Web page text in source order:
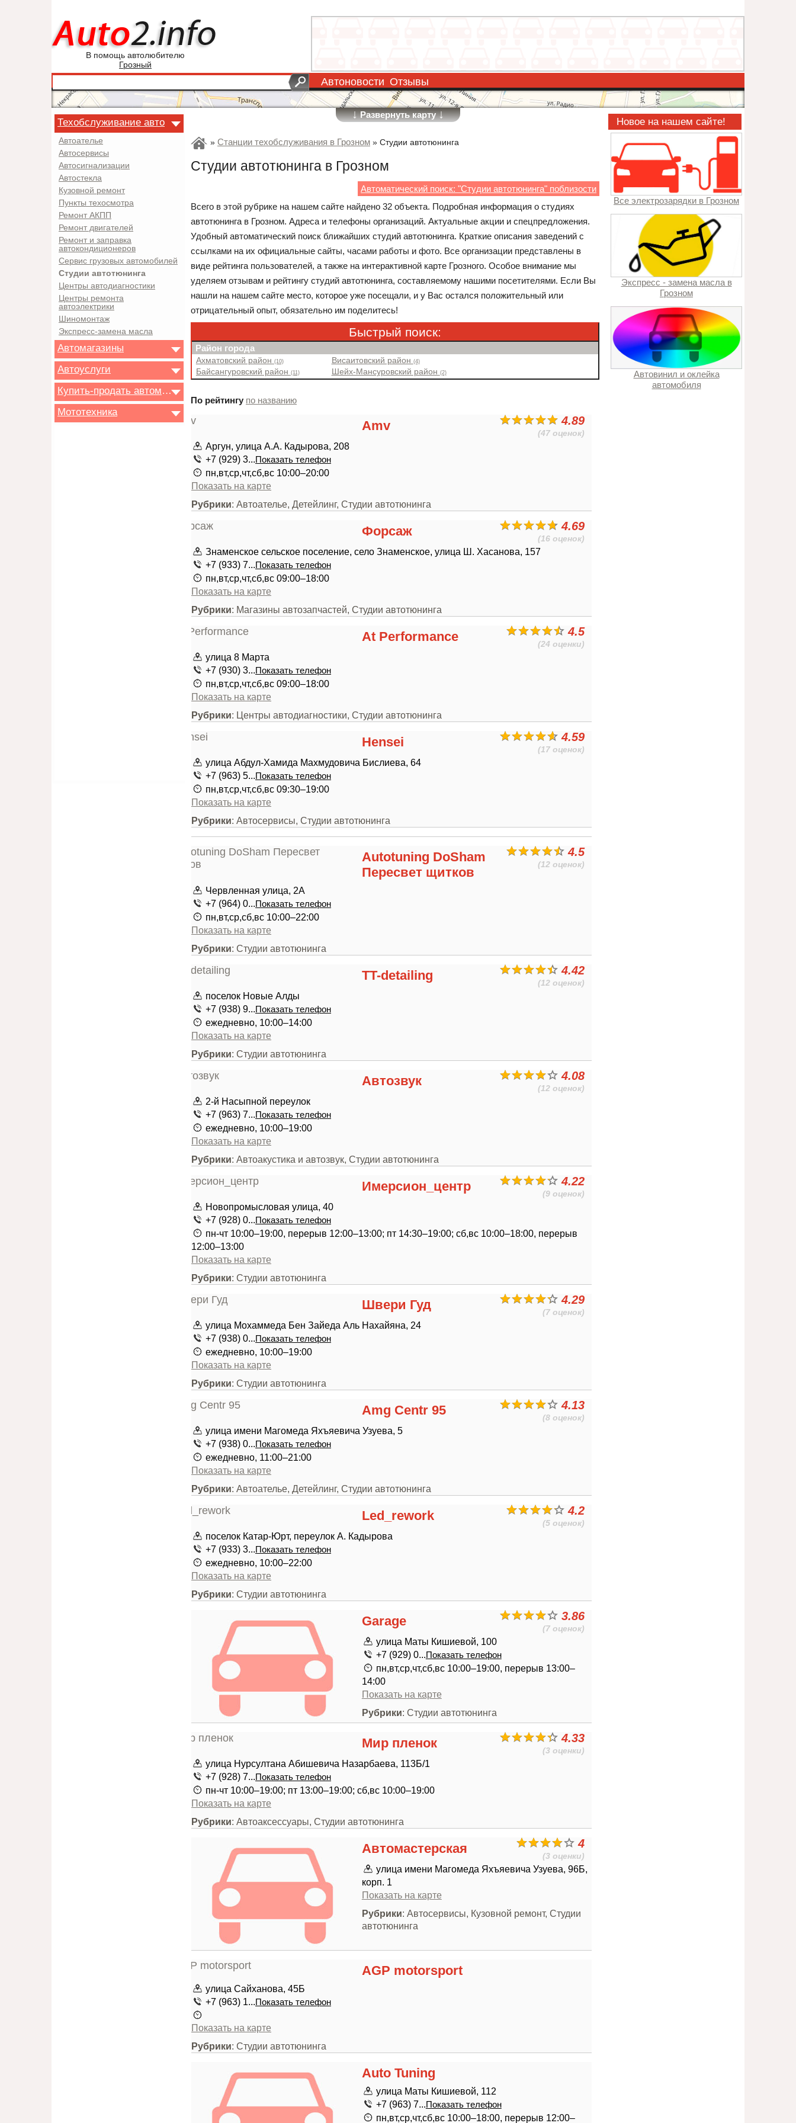
В помощь автолюбителю
Грозный
Автоновости Отзывы
↓Развернуть карту↓
Техобслуживание авто
Автоателье
Автосервисы
Автосигнализации
Автостекла
Кузовной ремонт
Пункты техосмотра
Ремонт АКПП
Ремонт двигателей
Ремонт и заправка
автокондиционеров
Сервис грузовых автомобилей
Студии автотюнинга
Центры автодиагностики
Центры ремонта
автоэлектрики
Шиномонтаж
Экспресс-замена масла
Автомагазины
Автоуслуги
Купить-продать автомобиль
Мототехника
» Станции техобслуживания в Грозном » Студии автотюнинга
Студии автотюнинга в Грозном
Автоматический поиск: "Студии автотюнинга" поблизости
Всего в этой рубрике на нашем сайте найдено 32 объекта. Подробная информация о студиях
автотюнинга в Грозном. Адреса и телефоны организаций. Актуальные акции и спецпредложения.
Удобный автоматический поиск ближайших студий автотюнинга. Краткие описания заведений с
ссылками на их официальные сайты, часами работы и фото. Все организации представлены в
виде рейтинга пользователей, а также на интерактивной карте Грозного. Особое внимание мы
уделяем отзывам и рейтингу студий автотюнинга, составляемому нашими посетителями. Если Вы
нашли на нашем сайте место, которое уже посещали, и у Вас остался положительный или
отрицательный опыт, обязательно им поделитесь!
Быстрый поиск:
Район города
Ахматовский район (10)
Байсангуровский район (11)
Висаитовский район (4)
Шейх-Мансуровский район (2)
По рейтингу по названию
4.89
(47 оценок)
Amv
Аргун, улица А.А. Кадырова, 208
+7 (929) 3...Показать телефон
пн,вт,ср,чт,сб,вс 10:00–20:00
Показать на карте
Рубрики: Автоателье, Детейлинг, Студии автотюнинга
4.69
(16 оценок)
Форсаж
Знаменское сельское поселение, село Знаменское, улица Ш. Хасанова, 157
+7 (933) 7...Показать телефон
пн,вт,ср,чт,сб,вс 09:00–18:00
Показать на карте
Рубрики: Магазины автозапчастей, Студии автотюнинга
4.5
(24 оценки)
At Performance
улица 8 Марта
+7 (930) 3...Показать телефон
пн,вт,ср,чт,сб,вс 09:00–18:00
Показать на карте
Рубрики: Центры автодиагностики, Студии автотюнинга
4.59
(17 оценок)
Hensei
улица Абдул-Хамида Махмудовича Бислиева, 64
+7 (963) 5...Показать телефон
пн,вт,ср,чт,сб,вс 09:30–19:00
Показать на карте
Рубрики: Автосервисы, Студии автотюнинга
4.5
(12 оценок)
Autotuning DoSham
Пересвет щитков
Червленная улица, 2А
+7 (964) 0...Показать телефон
пн,вт,ср,сб,вс 10:00–22:00
Показать на карте
Рубрики: Студии автотюнинга
4.42
(12 оценок)
TT-detailing
поселок Новые Алды
+7 (938) 9...Показать телефон
ежедневно, 10:00–14:00
Показать на карте
Рубрики: Студии автотюнинга
4.08
(12 оценок)
Автозвук
2-й Насыпной переулок
+7 (963) 7...Показать телефон
ежедневно, 10:00–19:00
Показать на карте
Рубрики: Автоакустика и автозвук, Студии автотюнинга
4.22
(9 оценок)
Имерсион_центр
Новопромысловая улица, 40
+7 (928) 0...Показать телефон
пн-чт 10:00–19:00, перерыв 12:00–13:00; пт 14:30–19:00; сб,вс 10:00–18:00, перерыв
12:00–13:00
Показать на карте
Рубрики: Студии автотюнинга
4.29
(7 оценок)
Швери Гуд
улица Мохаммеда Бен Зайеда Аль Нахайяна, 24
+7 (938) 0...Показать телефон
ежедневно, 10:00–19:00
Показать на карте
Рубрики: Студии автотюнинга
4.13
(8 оценок)
Amg Centr 95
улица имени Магомеда Яхъяевича Узуева, 5
+7 (938) 0...Показать телефон
ежедневно, 11:00–21:00
Показать на карте
Рубрики: Автоателье, Детейлинг, Студии автотюнинга
4.2
(5 оценок)
Led_rework
поселок Катар-Юрт, переулок А. Кадырова
+7 (933) 3...Показать телефон
ежедневно, 10:00–22:00
Показать на карте
Рубрики: Студии автотюнинга
3.86
(7 оценок)
Garage
улица Маты Кишиевой, 100
+7 (929) 0...Показать телефон
пн,вт,ср,чт,сб,вс 10:00–19:00, перерыв 13:00–
14:00
Показать на карте
Рубрики: Студии автотюнинга
4.33
(3 оценки)
Мир пленок
улица Нурсултана Абишевича Назарбаева, 113Б/1
+7 (928) 7...Показать телефон
пн-чт 10:00–19:00; пт 13:00–19:00; сб,вс 10:00–19:00
Показать на карте
Рубрики: Автоаксессуары, Студии автотюнинга
4
(3 оценки)
Автомастерская
улица имени Магомеда Яхъяевича Узуева, 96Б,
корп. 1
Показать на карте
Рубрики: Автосервисы, Кузовной ремонт, Студии
автотюнинга
AGP motorsport
улица Сайханова, 45Б
+7 (963) 1...Показать телефон
Показать на карте
Рубрики: Студии автотюнинга
Auto Tuning
улица Маты Кишиевой, 112
+7 (963) 7...Показать телефон
пн,вт,ср,чт,сб,вс 10:00–18:00, перерыв 12:00–
Новое на нашем сайте!
Все электрозарядки в Грозном
Экспресс - замена масла в
Грозном
Автовинил и оклейка
автомобиля